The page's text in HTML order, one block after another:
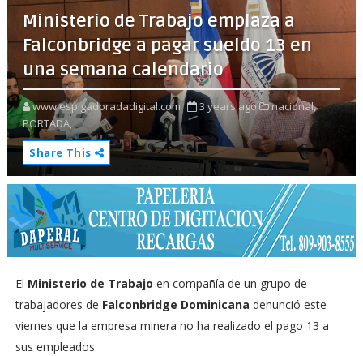
Ministerio de Trabajo emplaza a
Falconbridge a pagar sueldo 13 en
una semana calendario
www.espigadoradadigital.com 3 years ago
nacional,
PORTADA,
Share This
El Ministerio de Trabajo en compañía de un grupo de
trabajadores de Falconbridge Dominicana denunció este
viernes que la empresa minera no ha realizado el pago 13 a
sus empleados.